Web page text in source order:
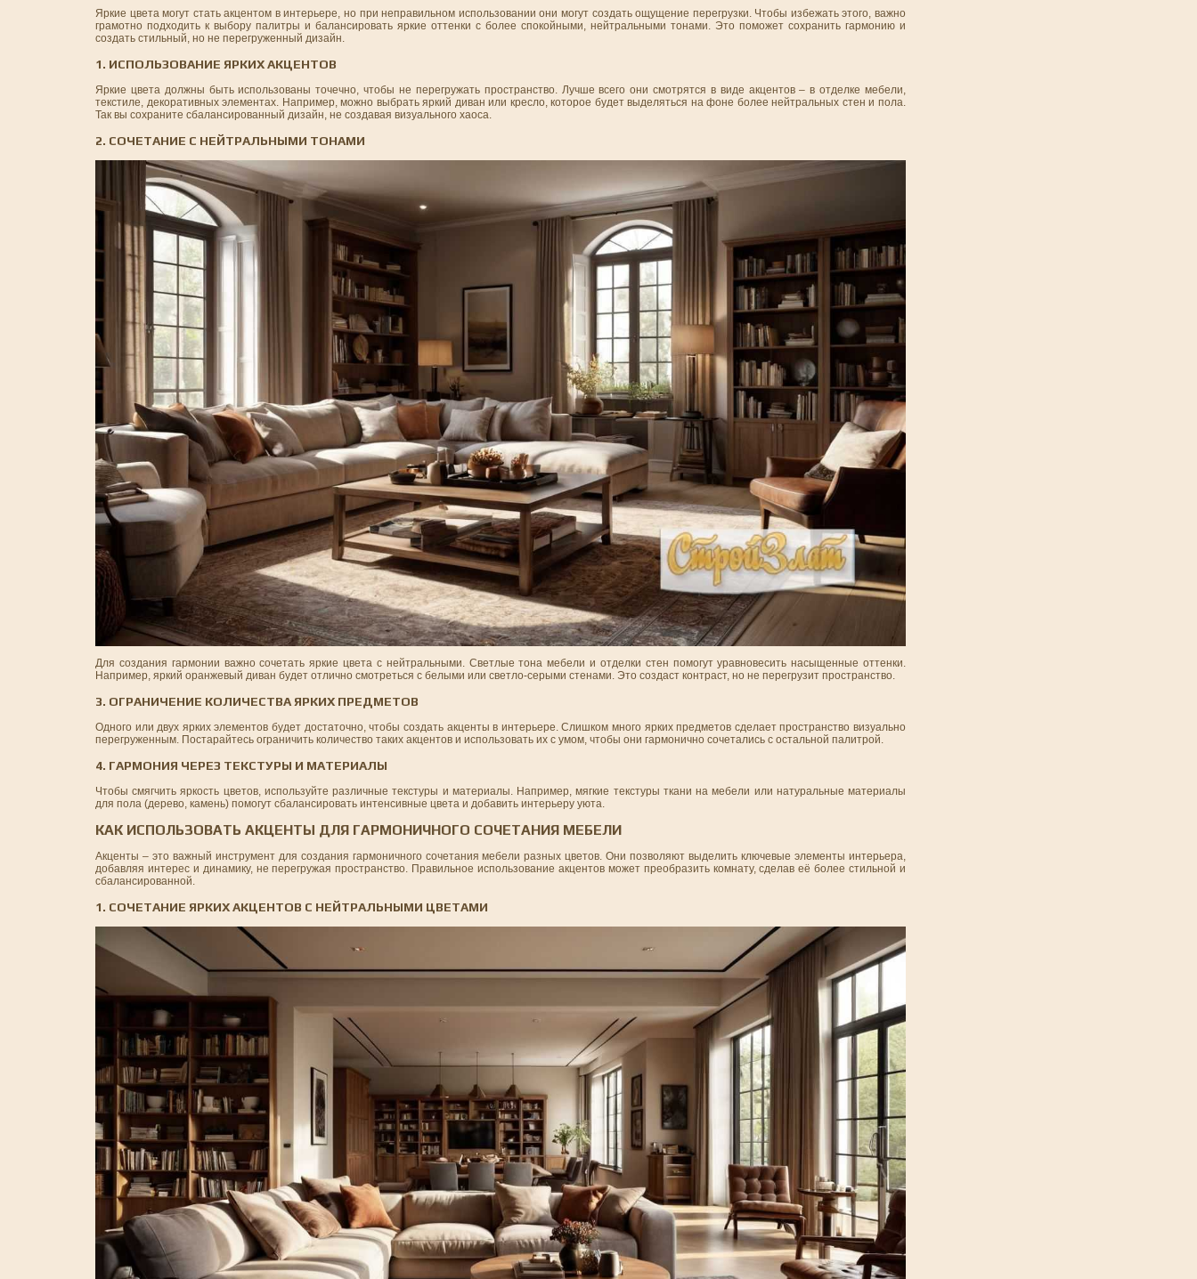
Яркие цвета могут стать акцентом в интерьере, но при неправильном использовании они могут создать ощущение перегрузки. Чтобы избежать этого, важно
грамотно подходить к выбору палитры и балансировать яркие оттенки с более спокойными, нейтральными тонами. Это поможет сохранить гармонию и
создать стильный, но не перегруженный дизайн.
1. ИСПОЛЬЗОВАНИЕ ЯРКИХ АКЦЕНТОВ
Яркие цвета должны быть использованы точечно, чтобы не перегружать пространство. Лучше всего они смотрятся в виде акцентов – в отделке мебели,
текстиле, декоративных элементах. Например, можно выбрать яркий диван или кресло, которое будет выделяться на фоне более нейтральных стен и пола.
Так вы сохраните сбалансированный дизайн, не создавая визуального хаоса.
2. СОЧЕТАНИЕ С НЕЙТРАЛЬНЫМИ ТОНАМИ
Для создания гармонии важно сочетать яркие цвета с нейтральными. Светлые тона мебели и отделки стен помогут уравновесить насыщенные оттенки.
Например, яркий оранжевый диван будет отлично смотреться с белыми или светло-серыми стенами. Это создаст контраст, но не перегрузит пространство.
3. ОГРАНИЧЕНИЕ КОЛИЧЕСТВА ЯРКИХ ПРЕДМЕТОВ
Одного или двух ярких элементов будет достаточно, чтобы создать акценты в интерьере. Слишком много ярких предметов сделает пространство визуально
перегруженным. Постарайтесь ограничить количество таких акцентов и использовать их с умом, чтобы они гармонично сочетались с остальной палитрой.
4. ГАРМОНИЯ ЧЕРЕЗ ТЕКСТУРЫ И МАТЕРИАЛЫ
Чтобы смягчить яркость цветов, используйте различные текстуры и материалы. Например, мягкие текстуры ткани на мебели или натуральные материалы
для пола (дерево, камень) помогут сбалансировать интенсивные цвета и добавить интерьеру уюта.
КАК ИСПОЛЬЗОВАТЬ АКЦЕНТЫ ДЛЯ ГАРМОНИЧНОГО СОЧЕТАНИЯ МЕБЕЛИ
Акценты – это важный инструмент для создания гармоничного сочетания мебели разных цветов. Они позволяют выделить ключевые элементы интерьера,
добавляя интерес и динамику, не перегружая пространство. Правильное использование акцентов может преобразить комнату, сделав её более стильной и
сбалансированной.
1. СОЧЕТАНИЕ ЯРКИХ АКЦЕНТОВ С НЕЙТРАЛЬНЫМИ ЦВЕТАМИ